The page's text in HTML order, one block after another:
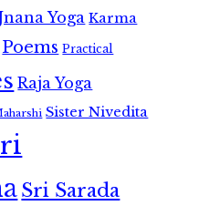
Yoga Karma
Poems Practical
Raja Yoga
Sister Nivedita
Sri Sarada